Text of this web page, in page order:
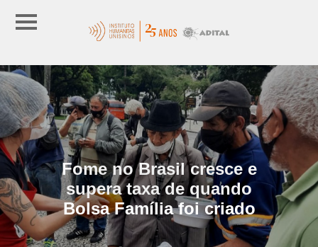
Fome no Brasil cresce e
supera taxa de quando
Bolsa Família foi criado